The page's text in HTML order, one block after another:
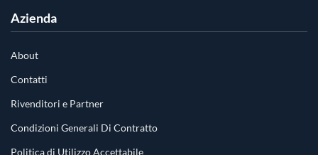
Azienda
About
Contatti
Rivenditori e Partner
Condizioni Generali Di Contratto
Politica di Utilizzo Accettabile